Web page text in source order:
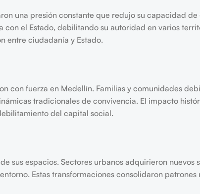
una presión constante que redujo su capacidad
el Estado, debilitando su autoridad en varios
entre ciudadanía y Estado.
con fuerza en Medellín. Familias y comunidades
tradicionales de convivencia. El impacto
del capital social.
sus espacios. Sectores urbanos adquirieron
Estas transformaciones consolidaron